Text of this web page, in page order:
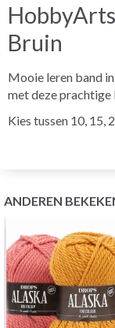
Bruin
Mooie leren band
met deze prachtige
Kies tussen 10, 15,
ANDEREN